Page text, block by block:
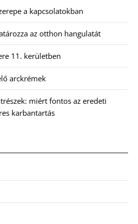
a kapcsolatokban
az otthon hangulatát
11. kerületben
arckrémek
miért fontos az eredeti
karbantartás